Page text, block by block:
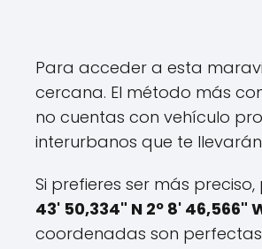
Para acceder a esta
cercana. El método más
no cuentas con vehículo
interurbanos que te
Si prefieres ser más
43' 50,334" N 2º 8' 46,566"
coordenadas son